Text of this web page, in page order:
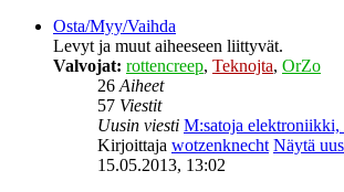
Osta/Myy/Vaihda
Levyt ja muut aiheeseen liittyvät.
Valvojat: rottencreep, Teknojta, OrZo
26Aiheet
57 Viestit
Uusin viesti M:satoja
Kirjoittaja wotzenknecht Näytä
15.05.2013, 13:02